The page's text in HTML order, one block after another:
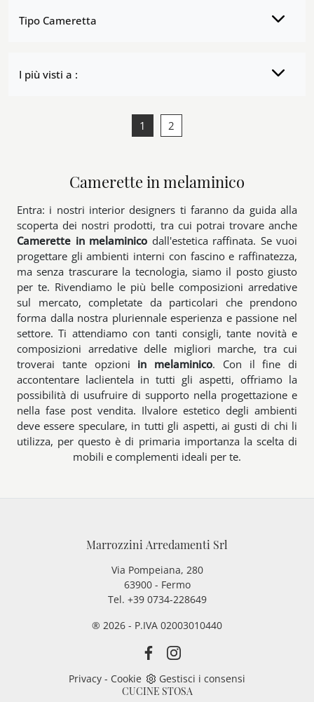
Tipo Cameretta
I più visti a :
1 2
Camerette in melaminico
Entra: i nostri interior designers ti faranno da guida alla
scoperta dei nostri prodotti, tra cui potrai trovare anche
Camerette in melaminico dall'estetica raffinata. Se vuoi
progettare gli ambienti interni con fascino e raffinatezza,
ma senza trascurare la tecnologia, siamo il posto giusto
per te. Rivendiamo le più belle composizioni arredative
sul mercato, completate da particolari che prendono
forma dalla nostra pluriennale esperienza e passione nel
settore. Ti attendiamo con tanti consigli, tante novità e
composizioni arredative delle migliori marche, tra cui
troverai tante opzioni in melaminico. Con il fine di
accontentare laclientela in tutti gli aspetti, offriamo la
possibilità di usufruire di supporto nella progettazione e
nella fase post vendita. Ilvalore estetico degli ambienti
deve essere speculare, in tutti gli aspetti, ai gusti di chi li
utilizza, per questo è di primaria importanza la scelta di
mobili e complementi ideali per te.
Marrozzini Arredamenti Srl
Via Pompeiana, 280
63900 - Fermo
Tel. +39 0734-228649
® 2026 - P.IVA 02003010440
Privacy - Cookie
Gestisci i consensi
CUCINE STOSA